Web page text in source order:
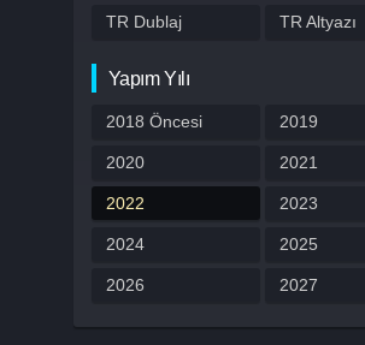
Kore Dizileri
Korku Macera
Müzik Müzikal
Netflix Otomobil
Polisiye Prime Video
Program Reality
Romantik Savaş
TR Dublaj TR Altyazı
Yapım Yılı
2018 Öncesi 2019
2020 2021
2022 2023
2024 2025
2026 2027